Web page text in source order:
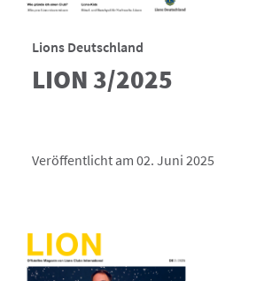
Lions Deutschland
LION 3/2025
Veröffentlicht am 02. Juni 2025